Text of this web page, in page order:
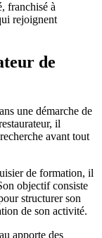
franchisé à
rejoignent
de
une démarche de
il
avant tout
de formation, il
objectif consiste
structurer son
de son activité.
apporte des